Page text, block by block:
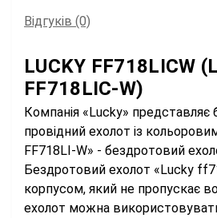
Відгуків (0)
LUCKY FF718LICW
FF718LIC-W)
Компанія «Lucky» представляє
провідний ехолот із
FF718LI-W» - бездротовий
Бездротовий ехолот «Lucky
корпусом, який не пропускає
ехолот можна